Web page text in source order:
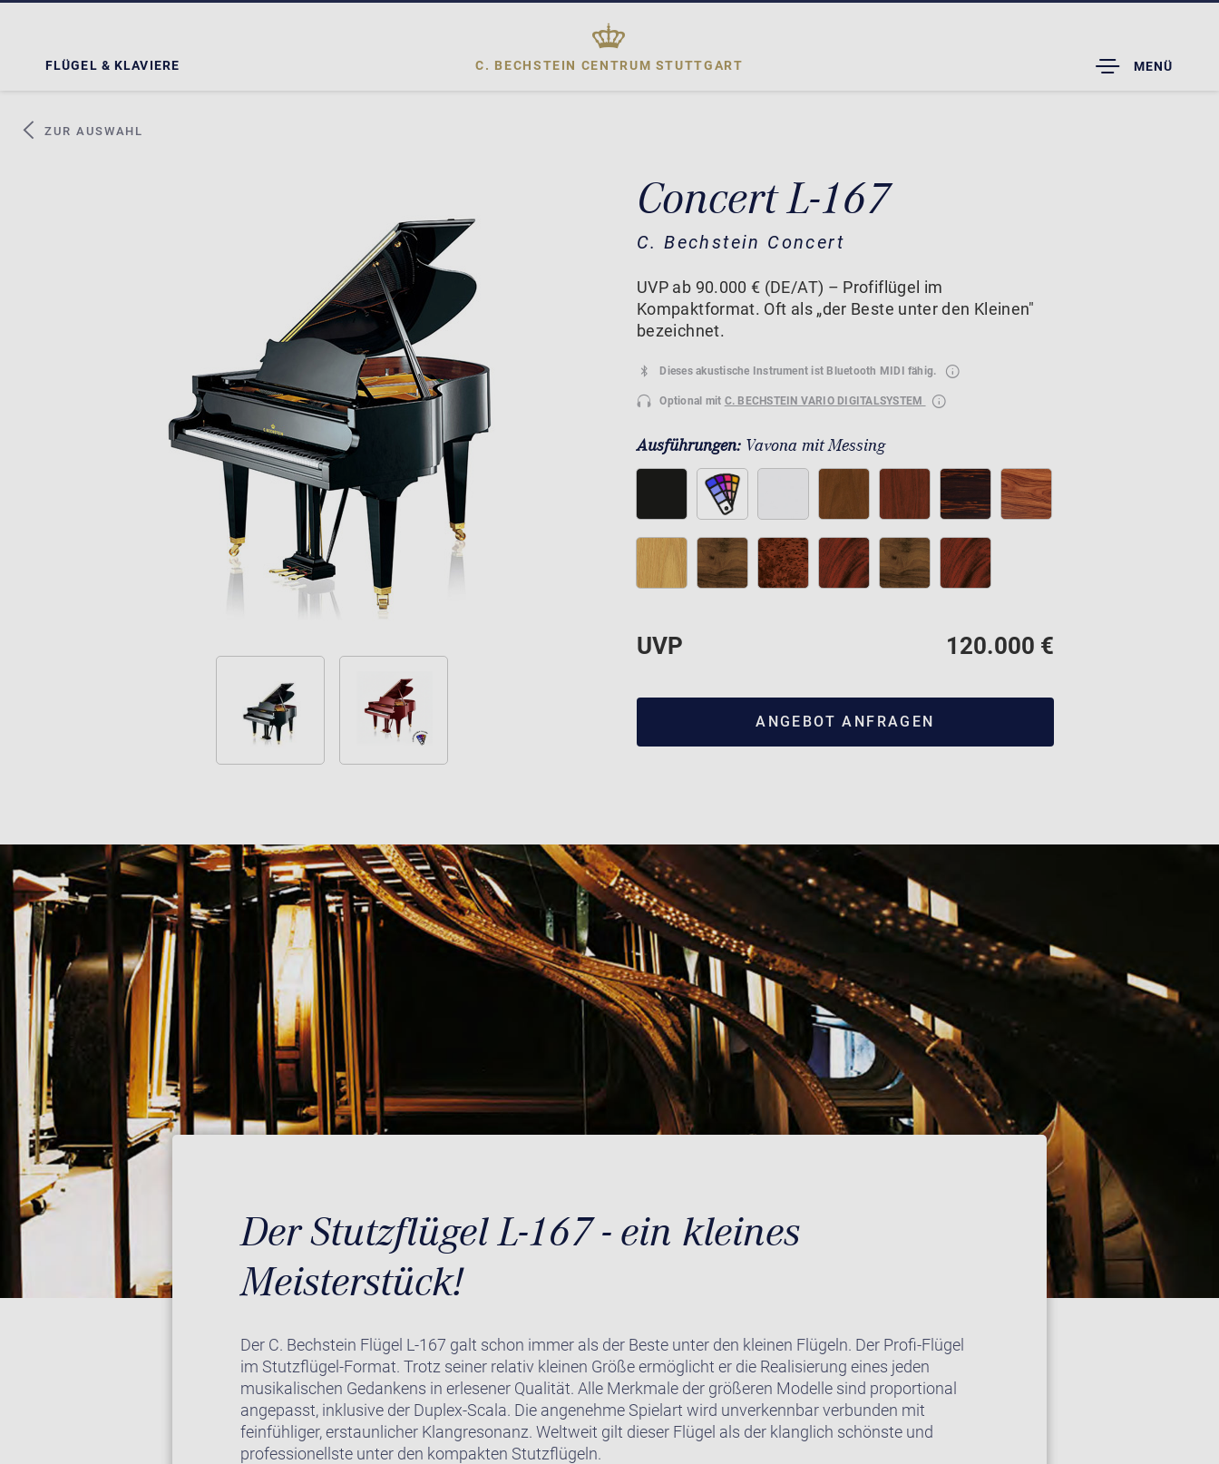
FLÜGEL & KLAVIERE C. BECHSTEIN CENTRUM STUTTGART
TOGGLE
DROPDOWN
MENÜ
ZUR AUSWAHL
Concert L-167
C. Bechstein Concert
UVP ab 90.000 € (DE/AT) – Profiflügel im
Kompaktformat. Oft als „der Beste unter den Kleinen"
bezeichnet.
Dieses akustische Instrument ist Bluetooth MIDI fähig.
Optional mit C. BECHSTEIN VARIO DIGITALSYSTEM
Ausführungen: Vavona mit Messing
UVP 120.000 €
ANGEBOT ANFRAGEN
Der Stutzflügel L-167 - ein kleines
Meisterstück!
Der C. Bechstein Flügel L-167 galt schon immer als der Beste unter den kleinen Flügeln. Der Profi-Flügel
im Stutzflügel-Format. Trotz seiner relativ kleinen Größe ermöglicht er die Realisierung eines jeden
musikalischen Gedankens in erlesener Qualität. Alle Merkmale der größeren Modelle sind proportional
angepasst, inklusive der Duplex-Scala. Die angenehme Spielart wird unverkennbar verbunden mit
feinfühliger, erstaunlicher Klangresonanz. Weltweit gilt dieser Flügel als der klanglich schönste und
professionellste unter den kompakten Stutzflügeln.